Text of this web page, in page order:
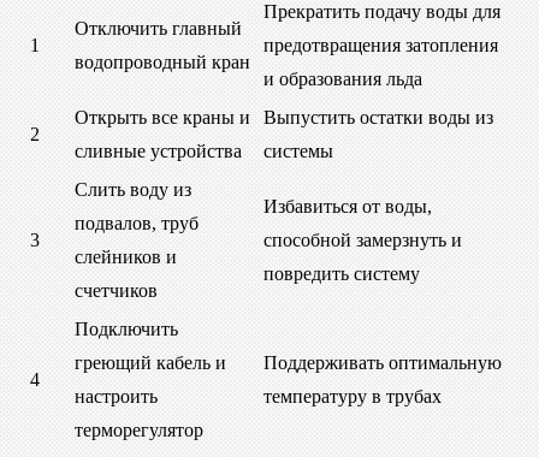
1
Отключить главный
водопроводный кран
Прекратить подачу воды для
предотвращения затопления
и образования льда
2
Открыть все краны и
сливные устройства
Выпустить остатки воды из
системы
3
Слить воду из
подвалов, труб
слейников и
счетчиков
Избавиться от воды,
способной замерзнуть и
повредить систему
4
Подключить
греющий кабель и
настроить
терморегулятор
Поддерживать оптимальную
температуру в трубах